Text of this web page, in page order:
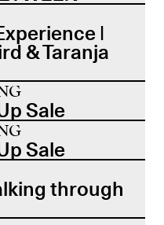
|
& Taranja
Sale
Sale
through